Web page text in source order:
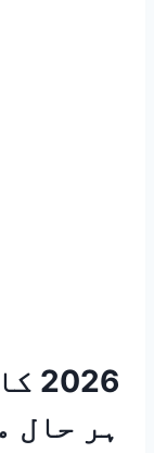
ہر حال